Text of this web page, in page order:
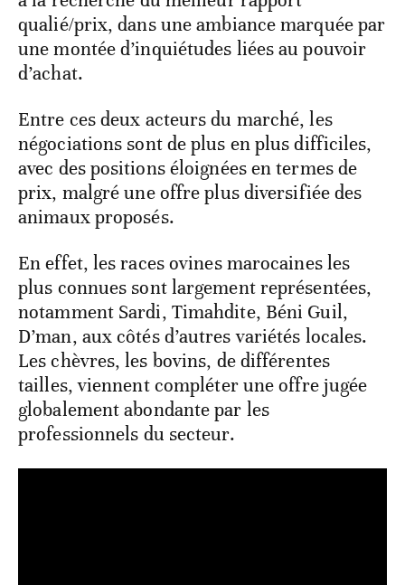
qualié/prix, dans une ambiance marquée par
une montée d’inquiétudes liées au pouvoir
d’achat.
Entre ces deux acteurs du marché, les
négociations sont de plus en plus difficiles,
avec des positions éloignées en termes de
prix, malgré une offre plus diversifiée des
animaux proposés.
En effet, les races ovines marocaines les
plus connues sont largement représentées,
notamment Sardi, Timahdite, Béni Guil,
D’man, aux côtés d’autres variétés locales.
Les chèvres, les bovins, de différentes
tailles, viennent compléter une offre jugée
globalement abondante par les
professionnels du secteur.